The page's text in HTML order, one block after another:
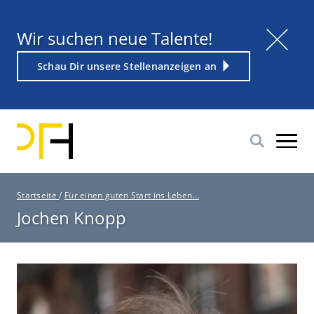
InhaltTitel
Wir suchen neue Talente!
Link
Schau Dir unsere Stellenanzeigen an
P
f
a
a
Startseite/ Für einen guten Start ins Leben...
Jochen Knopp